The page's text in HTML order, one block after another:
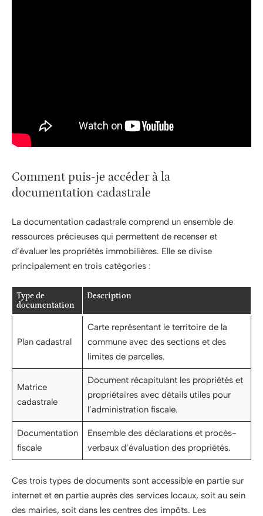
Comment puis-je accéder à la
documentation cadastrale
La documentation cadastrale comprend un ensemble de
ressources précieuses qui permettent de recenser et
d’évaluer les propriétés immobilières. Elle se divise
principalement en trois catégories :
Type de
documentation
Description
Plan cadastral
Carte représentant le territoire de la
commune avec des sections et des
limites de parcelles.
Matrice
cadastrale
Document récapitulant les propriétés et
propriétaires avec détails utiles pour
l’administration fiscale.
Documentation
fiscale
Ensemble des déclarations et procès-
verbaux d’évaluation des propriétés.
Ces trois types de documents sont accessible en partie sur
internet et en partie auprès des services locaux, soit au sein
des mairies, soit dans les centres des impôts. Les